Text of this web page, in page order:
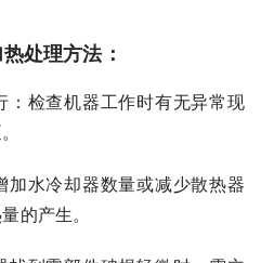
处理方法：
：检查机器工作时有无异常现
加水冷却器数量或减少散热器
的产生。